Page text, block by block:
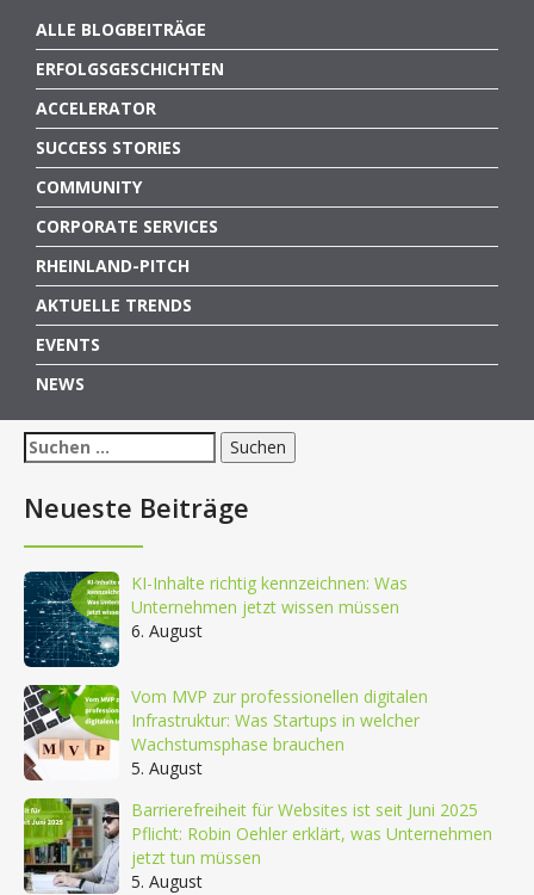
ALLE BLOGBEITRÄGE
ERFOLGSGESCHICHTEN
ACCELERATOR
SUCCESS STORIES
COMMUNITY
CORPORATE SERVICES
RHEINLAND-PITCH
AKTUELLE TRENDS
EVENTS
NEWS
Suchen
nach:
Neueste Beiträge
KI-Inhalte richtig kennzeichnen: Was
Unternehmen jetzt wissen müssen
6. August
Vom MVP zur professionellen digitalen
Infrastruktur: Was Startups in welcher
Wachstumsphase brauchen
5. August
Barrierefreiheit für Websites ist seit Juni 2025
Pflicht: Robin Oehler erklärt, was Unternehmen
jetzt tun müssen
5. August